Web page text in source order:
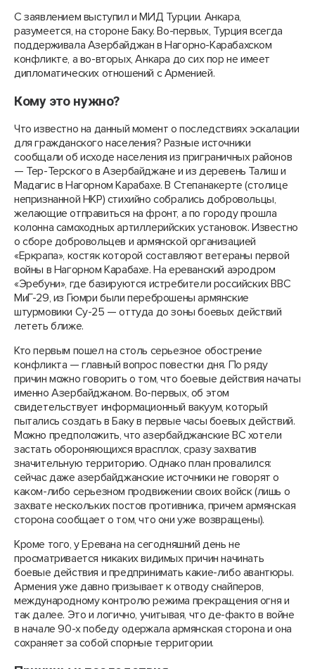
С заявлением выступил и МИД Турции. Анкара,
разумеется, на стороне Баку. Во-первых, Турция всегда
поддерживала Азербайджан в Нагорно-Карабахском
конфликте, а во-вторых, Анкара до сих пор не имеет
дипломатических отношений с Арменией.
Кому это нужно?
Что известно на данный момент о последствиях эскалации
для гражданского населения? Разные источники
сообщали об исходе населения из приграничных районов
— Тер-Терского в Азербайджане и из деревень Талиш и
Мадагис в Нагорном Карабахе. В Степанакерте (столице
непризнанной НКР) стихийно собрались добровольцы,
желающие отправиться на фронт, а по городу прошла
колонна самоходных артиллерийских установок. Известно
о сборе добровольцев и армянской организацией
«Еркрапа», костяк которой составляют ветераны первой
войны в Нагорном Карабахе. На ереванский аэродром
«Эребуни», где базируются истребители российских ВВС
МиГ-29, из Гюмри были переброшены армянские
штурмовики Су-25 — оттуда до зоны боевых действий
лететь ближе.
Кто первым пошел на столь серьезное обострение
конфликта — главный вопрос повестки дня. По ряду
причин можно говорить о том, что боевые действия начаты
именно Азербайджаном. Во-первых, об этом
свидетельствует информационный вакуум, который
пытались создать в Баку в первые часы боевых действий.
Можно предположить, что азербайджанские ВС хотели
застать обороняющихся врасплох, сразу захватив
значительную территорию. Однако план провалился:
сейчас даже азербайджанские источники не говорят о
каком-либо серьезном продвижении своих войск (лишь о
захвате нескольких постов противника, причем армянская
сторона сообщает о том, что они уже возвращены).
Кроме того, у Еревана на сегодняшний день не
просматривается никаких видимых причин начинать
боевые действия и предпринимать какие-либо авантюры.
Армения уже давно призывает к отводу снайперов,
международному контролю режима прекращения огня и
так далее. Это и логично, учитывая, что де-факто в войне
в начале 90-х победу одержала армянская сторона и она
сохраняет за собой спорные территории.